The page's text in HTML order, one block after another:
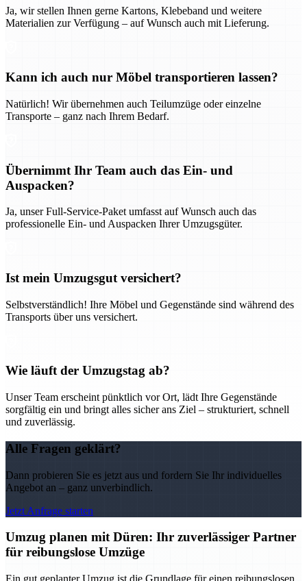
Ja, wir stellen Ihnen gerne Kartons, Klebeband und weitere
Materialien zur Verfügung – auf Wunsch auch mit Lieferung.
Kann ich auch nur Möbel transportieren lassen?
Natürlich! Wir übernehmen auch Teilumzüge oder einzelne
Transporte – ganz nach Ihrem Bedarf.
Übernimmt Ihr Team auch das Ein- und
Auspacken?
Ja, unser Full-Service-Paket umfasst auf Wunsch auch das
professionelle Ein- und Auspacken Ihrer Umzugsgüter.
Ist mein Umzugsgut versichert?
Selbstverständlich! Ihre Möbel und Gegenstände sind während des
Transports über uns versichert.
Wie läuft der Umzugstag ab?
Unser Team erscheint pünktlich vor Ort, lädt Ihre Gegenstände
sorgfältig ein und bringt alles sicher ans Ziel – strukturiert, schnell
und zuverlässig.
Alle Fragen geklärt?
Dann probieren Sie es jetzt aus und fordern Sie Ihr individuelles
Angebot an – ganz unverbindlich.
Jetzt Anfrage starten
Umzug planen mit Düren: Ihr zuverlässiger Partner
für reibungslose Umzüge
Ein gut geplanter Umzug ist die Grundlage für einen reibungslosen